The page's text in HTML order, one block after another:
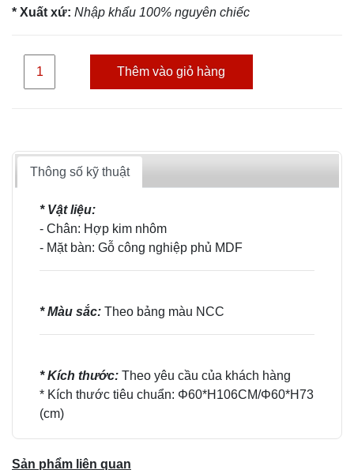
* Xuất xứ: Nhập khẩu 100% nguyên chiếc
Thêm vào giỏ hàng
Thông số kỹ thuật
* Vật liệu:
- Chân: Hợp kim nhôm
- Mặt bàn: Gỗ công nghiệp phủ MDF
* Màu sắc: Theo bảng màu NCC
* Kích thước: Theo yêu cầu của khách hàng
* Kích thước tiêu chuẩn: Φ60*H106CM/Φ60*H73
(cm)
Sản phẩm liên quan